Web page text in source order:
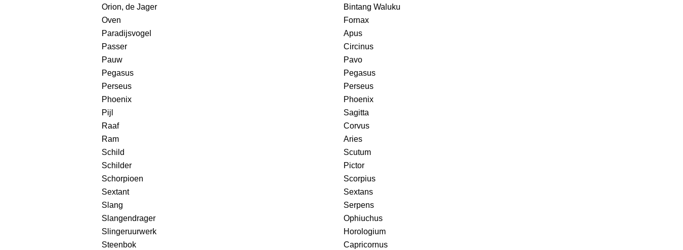
Orion, de Jager
Bintang Waluku
Oven
Fornax
Paradijsvogel
Apus
Passer
Circinus
Pauw
Pavo
Pegasus
Pegasus
Perseus
Perseus
Phoenix
Phoenix
Pijl
Sagitta
Raaf
Corvus
Ram
Aries
Schild
Scutum
Schilder
Pictor
Schorpioen
Scorpius
Sextant
Sextans
Slang
Serpens
Slangendrager
Ophiuchus
Slingeruurwerk
Horologium
Steenbok
Capricornus